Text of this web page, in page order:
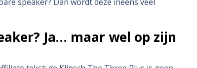
Ja… maar wel op zijn